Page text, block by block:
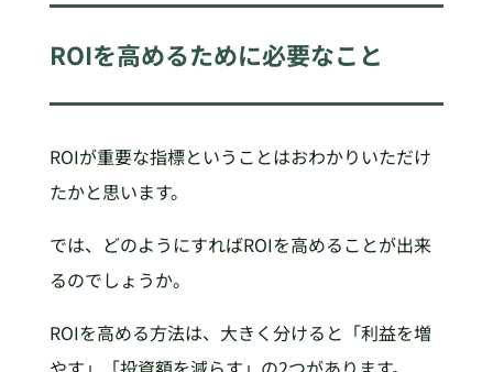
ROIを高めるために必要なこと
ROIが重要な指標ということはおわかりいただけ
たかと思います。
では、どのようにすればROIを高めることが出来
るのでしょうか。
ROIを高める方法は、大きく分けると「利益を増